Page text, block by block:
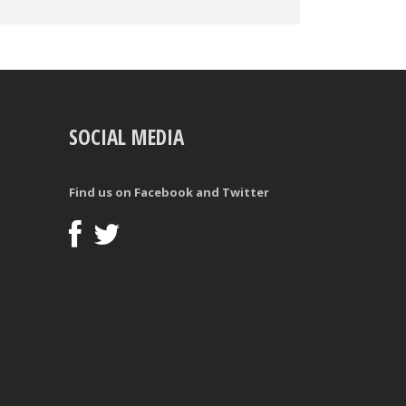
SOCIAL MEDIA
Find us on Facebook and Twitter